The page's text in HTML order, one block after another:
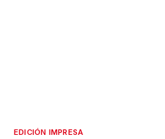
EDICIÓN IMPRESA